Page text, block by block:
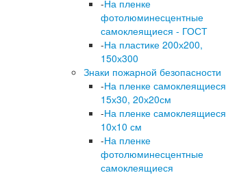
-На пленке
фотолюминесцентные
самоклеящиеся - ГОСТ
-На пластике 200х200,
150х300
Знаки пожарной безопасности
-На пленке самоклеящиеся
15х30, 20х20см
-На пленке самоклеящиеся
10х10 см
-На пленке
фотолюминесцентные
самоклеящиеся